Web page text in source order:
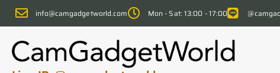
info@camgadgetworld.com Mon - Sat: 13:00 - 17:00